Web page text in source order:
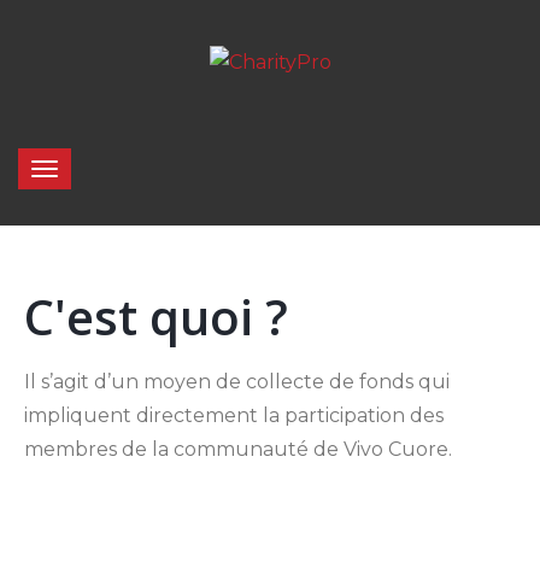
C'est quoi ?
Il s’agit d’un moyen de collecte de fonds qui
impliquent directement la participation des
membres de la communauté de Vivo Cuore.